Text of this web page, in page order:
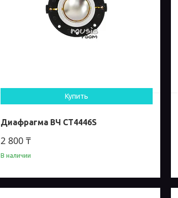
Купить
Диафрагма ВЧ CT4446S
2 800 ₸
В наличии